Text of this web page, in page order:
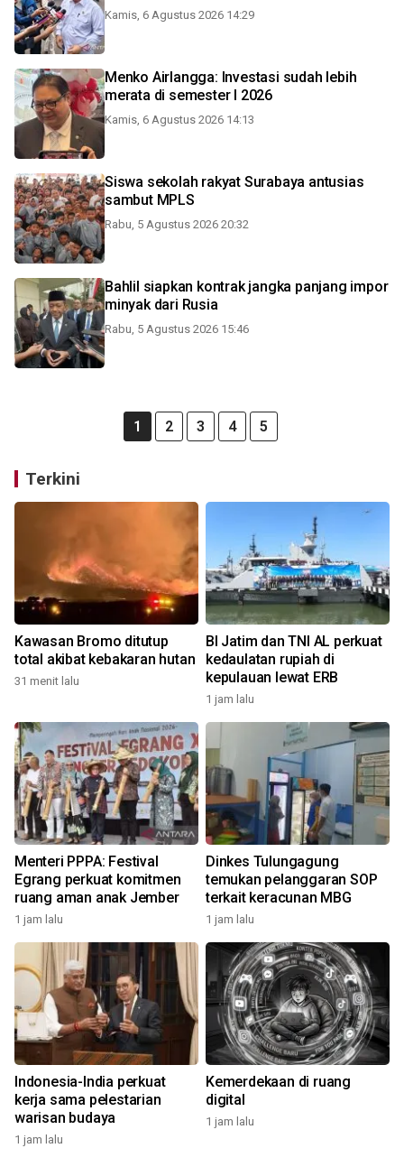
Kamis, 6 Agustus 2026 14:29
Menko Airlangga: Investasi sudah lebih
merata di semester I 2026
Kamis, 6 Agustus 2026 14:13
Siswa sekolah rakyat Surabaya antusias
sambut MPLS
Rabu, 5 Agustus 2026 20:32
Bahlil siapkan kontrak jangka panjang impor
minyak dari Rusia
Rabu, 5 Agustus 2026 15:46
1 2 3 4 5
Terkini
Kawasan Bromo ditutup
total akibat kebakaran hutan
31 menit lalu
BI Jatim dan TNI AL perkuat
kedaulatan rupiah di
kepulauan lewat ERB
1 jam lalu
Menteri PPPA: Festival
Egrang perkuat komitmen
ruang aman anak Jember
1 jam lalu
Dinkes Tulungagung
temukan pelanggaran SOP
terkait keracunan MBG
1 jam lalu
Indonesia-India perkuat
kerja sama pelestarian
warisan budaya
1 jam lalu
Kemerdekaan di ruang
digital
1 jam lalu